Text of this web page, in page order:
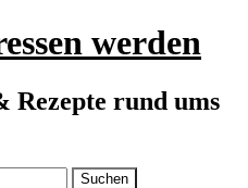
werden
Rezepte rund ums